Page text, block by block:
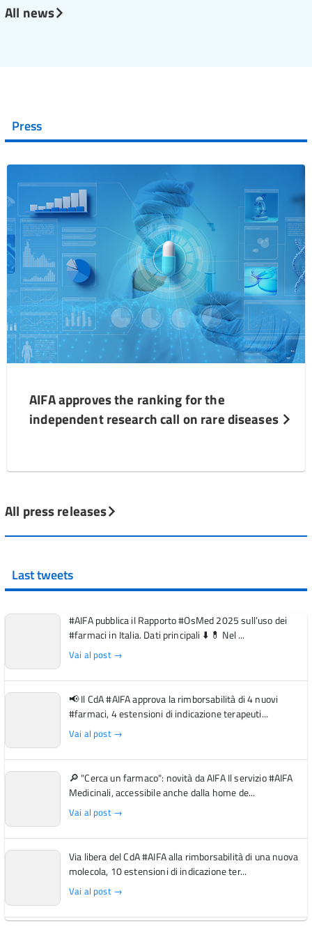
All news
Press
AIFA approves the ranking for the
independent research call on rare diseases
All press releases
Last tweets
#AIFA pubblica il Rapporto #OsMed 2025 sull’uso dei
#farmaci in Italia. Dati principali ⬇️ 💊 Nel ...
Vai al post →
📢 Il CdA #AIFA approva la rimborsabilità di 4 nuovi
#farmaci, 4 estensioni di indicazione terapeuti...
Vai al post →
🔎 "Cerca un farmaco": novità da AIFA Il servizio #AIFA
Medicinali, accessibile anche dalla home de...
Vai al post →
Via libera del CdA #AIFA alla rimborsabilità di una nuova
molecola, 10 estensioni di indicazione ter...
Vai al post →